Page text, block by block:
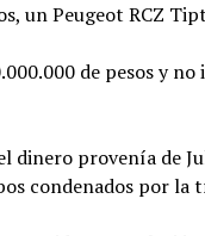
un Peugeot RCZ
de pesos y no
dinero provenía de
condenados por la